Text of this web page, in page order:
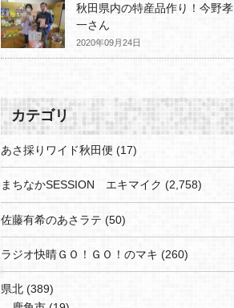
秋田県内の特産品作り！今野孝
一さん
2020年09月24日
カテゴリ
あさ採りワイド秋田便 (17)
まちなかSESSION エキマイク (2,758)
佐藤有希のあさラテ (50)
ラジオ快晴ＧＯ！ＧＯ！のマキ (260)
県北 (389)